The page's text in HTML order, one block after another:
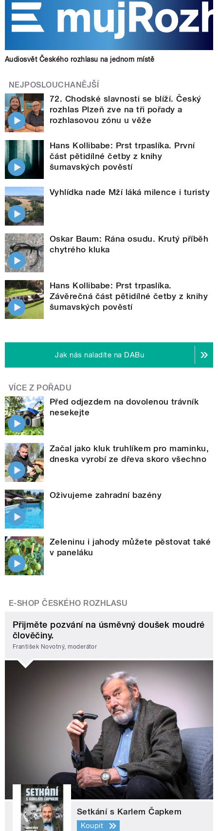
Audiosvět Českého rozhlasu na jednom místě
NEJPOSLOUCHANĚJŠÍ
72. Chodské slavnosti se blíží. Český
rozhlas Plzeň zve na tři pořady a
rozhlasovou zónu u věže
Hans Kollibabe: Prst trpaslíka. První
část pětidílné četby z knihy
šumavských pověstí
Vyhlídka nade Mží láká milence i turisty
Oskar Baum: Rána osudu. Krutý příběh
chytrého kluka
Hans Kollibabe: Prst trpaslíka.
Závěrečná část pětidílné četby z knihy
šumavských pověstí
Jak nás naladíte na DABu
VÍCE Z POŘADU
Před odjezdem na dovolenou trávník
nesekejte
Začal jako kluk truhlíkem pro maminku,
dneska vyrobí ze dřeva skoro všechno
Oživujeme zahradní bazény
Zeleninu i jahody můžete pěstovat také
v paneláku
E-SHOP ČESKÉHO ROZHLASU
Přijměte pozvání na úsměvný doušek moudré
člověčiny.
František Novotný, moderátor
Setkání s Karlem Čapkem
Koupit